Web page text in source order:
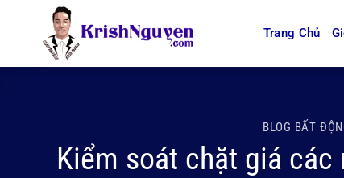
Trang Chủ
BLOG BẤT
Kiểm soát chặt giá các